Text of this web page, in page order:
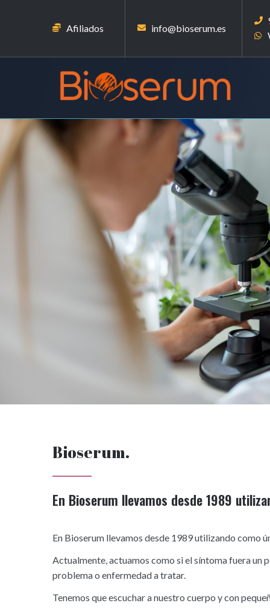
Afiliados info@bioserum.es
Bioserum.
En Bioserum llevamos desde 1989
En Bioserum llevamos desde 1989 utilizando como
Actualmente, actuamos como si el síntoma fuera un
problema o enfermedad a tratar.
Tenemos que escuchar a nuestro cuerpo y con